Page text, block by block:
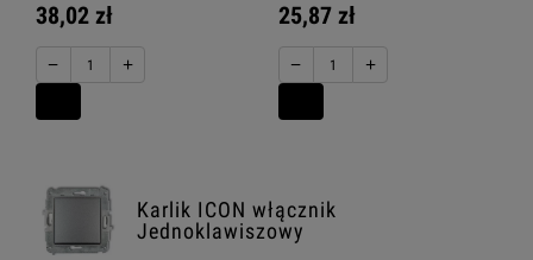
38,02 zł
− +
25,87 zł
− +
Karlik ICON włącznik
Jednoklawiszowy